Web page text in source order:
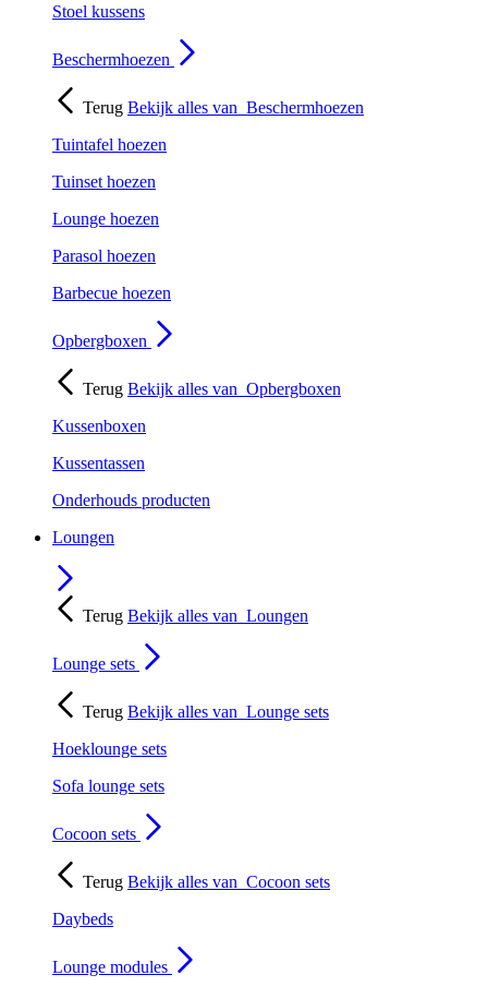
Stoel kussens
Beschermhoezen
Terug Bekijk alles van Beschermhoezen
Tuintafel hoezen
Tuinset hoezen
Lounge hoezen
Parasol hoezen
Barbecue hoezen
Opbergboxen
Terug Bekijk alles van Opbergboxen
Kussenboxen
Kussentassen
Onderhouds producten
Loungen
Terug Bekijk alles van Loungen
Lounge sets
Terug Bekijk alles van Lounge sets
Hoeklounge sets
Sofa lounge sets
Cocoon sets
Terug Bekijk alles van Cocoon sets
Daybeds
Lounge modules